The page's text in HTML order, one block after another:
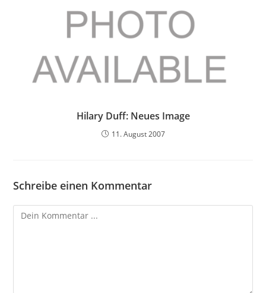
Hilary Duff: Neues Image
11. August 2007
Schreibe einen Kommentar
Kommentieren